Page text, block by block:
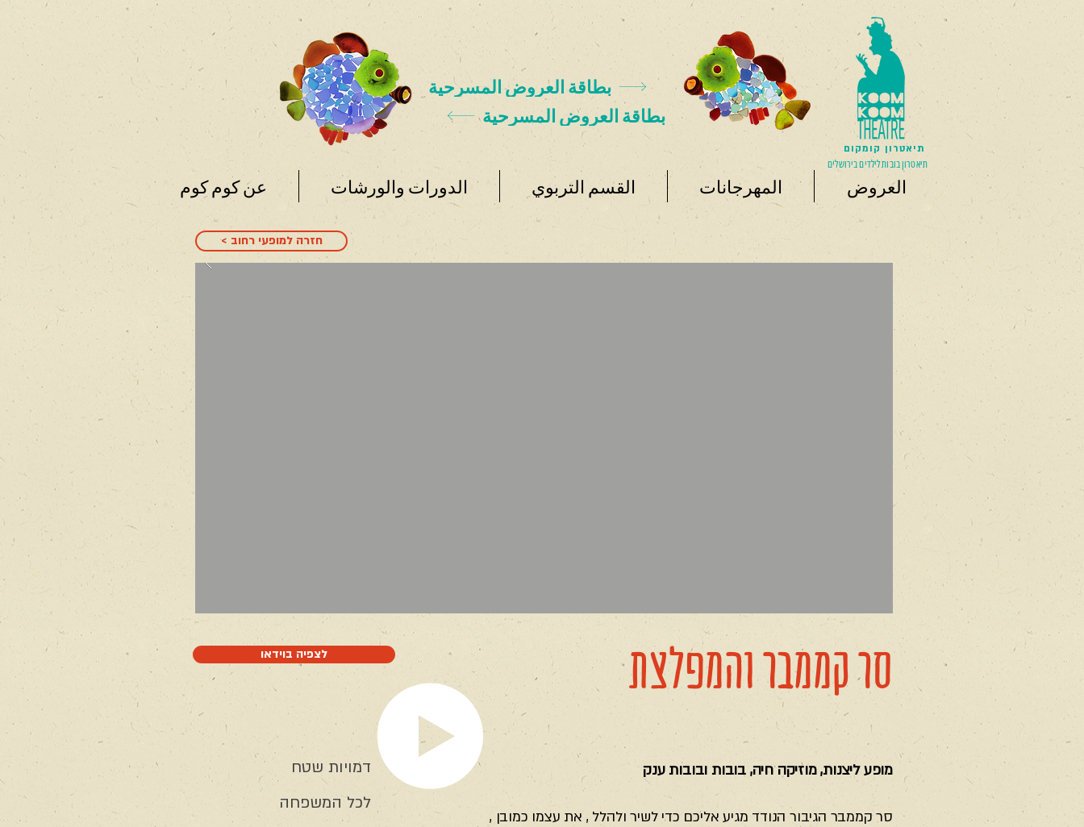
بطاقة العروض المسرحية
بطاقة العروض المسرحية
תיאטרון קומקום
תיאטרון בובות לילדים בירושלים
العروض المهرجانات القسم التربوي الدورات والورشات عن كوم كوم
< חזרה למופעי רחוב
לצפיה בוידאו
דמויות שטח
לכל המשפחה
סר קממבר והמפלצת
מופע ליצנות, מוזיקה חיה, בובות ובובות ענק
סר קממבר הגיבור הנודד מגיע אליכם כדי לשיר ולהלל , את עצמו כמובן ,